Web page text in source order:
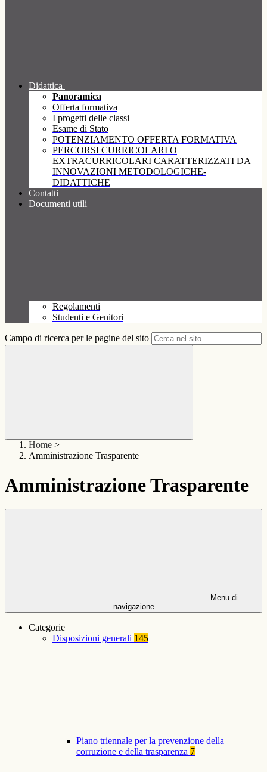
Didattica
Panoramica
Offerta formativa
I progetti delle classi
Esame di Stato
POTENZIAMENTO OFFERTA FORMATIVA
PERCORSI CURRICOLARI O
EXTRACURRICOLARI CARATTERIZZATI DA
INNOVAZIONI METODOLOGICHE-
DIDATTICHE
Contatti
Documenti utili
Regolamenti
Studenti e Genitori
Campo di ricerca per le pagine del sito
Home >
Amministrazione Trasparente
Amministrazione Trasparente
Menu di
navigazione
Categorie
Disposizioni generali 145
Piano triennale per la prevenzione della
corruzione e della trasparenza 7